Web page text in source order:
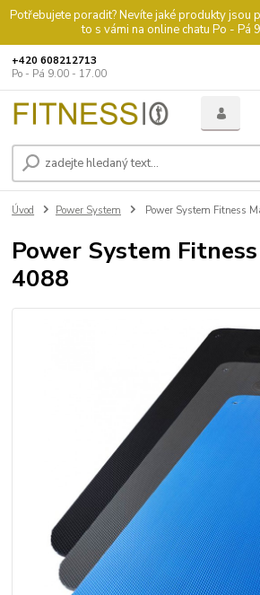
Potřebujete poradit? Nevíte jaké produkty jsou
to s vámi na online chatu Po - Pá
+420 608212713
Po - Pá 9.00 - 17.00
Úvod Power System Power System Fitness
Power System
4088